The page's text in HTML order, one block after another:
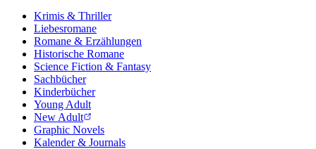
Krimis & Thriller
Liebesromane
Romane & Erzählungen
Historische Romane
Science Fiction & Fantasy
Sachbücher
Kinderbücher
Young Adult
New Adult
Graphic Novels
Kalender & Journals